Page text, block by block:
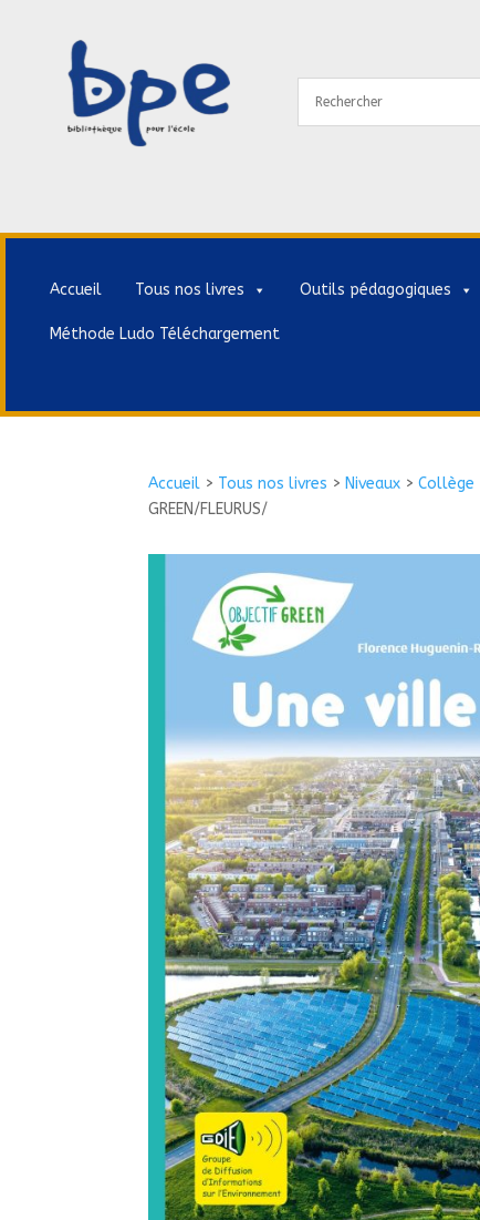
Accueil Tous nos livres Outils pédagogiques
Méthode Ludo Téléchargement
Accueil > Tous nos livres > Niveaux >Collège
GREEN/FLEURUS/